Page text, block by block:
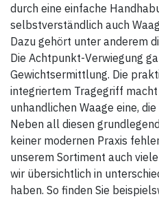
durch eine einfache
selbstverständlich auch
Dazu gehört unter anderem
Die Achtpunkt-Verwiegung
Gewichtsermittlung. Die
integriertem Tragegriff
unhandlichen Waage eine,
Neben all diesen
keiner modernen Praxis
unserem Sortiment auch
wir übersichtlich in
haben. So finden Sie